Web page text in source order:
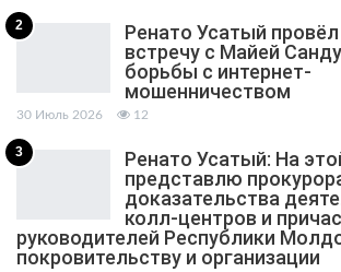
2
Ренато Усатый
встречу с Майей
борьбы с интернет-
мошенничеством
30 Июль 2026 12
3
Ренато Усатый: На
представлю
доказательства
колл-центров и
руководителей Республики
покровительству и организации